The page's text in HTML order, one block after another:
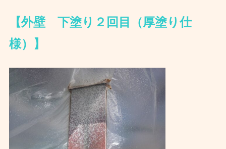
【外壁 下塗り２回目（厚塗り仕
様）】